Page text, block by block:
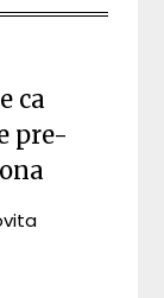
ca
pre-